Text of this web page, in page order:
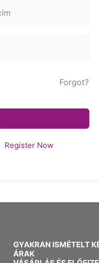
Forgot?
Register Now
GYAKRAN ISMÉTELT
ÁRAK